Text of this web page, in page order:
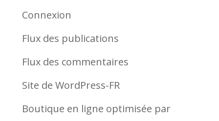
Connexion
Flux des publications
Flux des commentaires
Site de WordPress-FR
Boutique en ligne optimisée par